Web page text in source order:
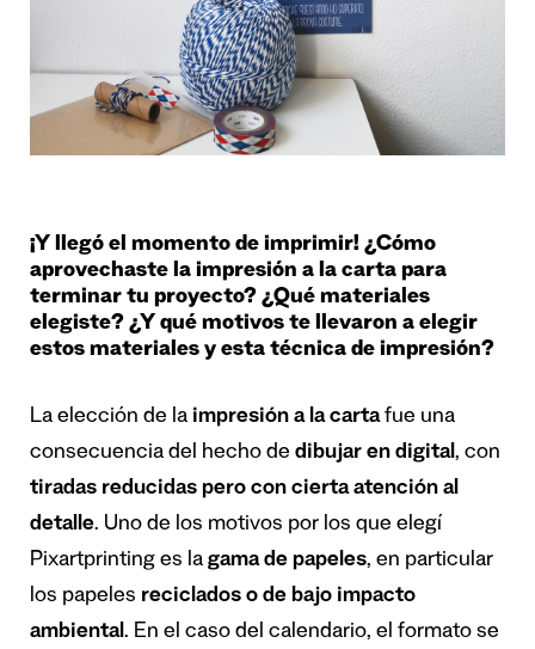
¡Y llegó el momento de imprimir! ¿Cómo
aprovechaste la impresión a la carta para
terminar tu proyecto? ¿Qué materiales
elegiste? ¿Y qué motivos te llevaron a elegir
estos materiales y esta técnica de impresión?
La elección de la impresión a la cartafue una
consecuencia del hecho de dibujar en digital, con
tiradas reducidas pero con cierta atención al
detalle. Uno de los motivos por los que elegí
Pixartprinting es la gama de papeles, en particular
los papeles reciclados o de bajo impacto
ambiental. En el caso del calendario, el formato se